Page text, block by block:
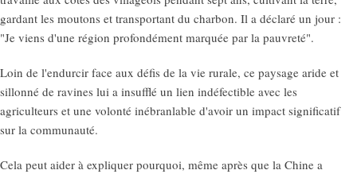
gardant les moutons et transportant du charbon. Il a déclaré un jour :
"Je viens d'une région profondément marquée par la pauvreté".
Loin de l'endurcir face aux défis de la vie rurale, ce paysage aride et
sillonné de ravines lui a insufflé un lien indéfectible avec les
agriculteurs et une volonté inébranlable d'avoir un impact significatif
sur la communauté.
Cela peut aider à expliquer pourquoi, même après que la Chine a